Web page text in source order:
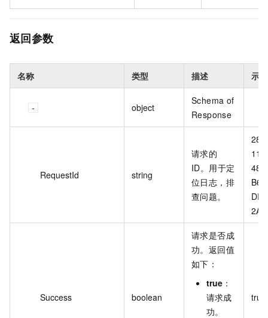
返回参数
名称 类型 描述 示
object
Schema of
Response
RequestId string
请求的
ID。用于定
位日志，排
查问题。
Success boolean
请求是否成
功。返回值
如下：
true ：
请求成
功。
true